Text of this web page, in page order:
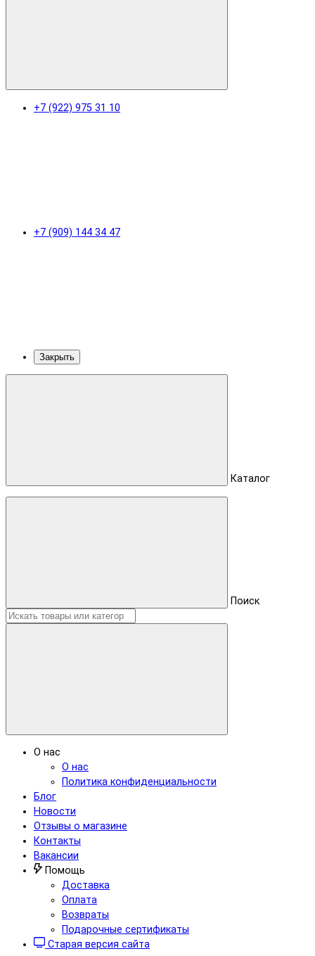
+7 (922) 975 31 10
+7 (909) 144 34 47
Закрыть
Каталог
Поиск
О нас
О нас
Политика конфиденциальности
Блог
Новости
Отзывы о магазине
Контакты
Вакансии
Помощь
Доставка
Оплата
Возвраты
Подарочные сертификаты
Старая версия сайта